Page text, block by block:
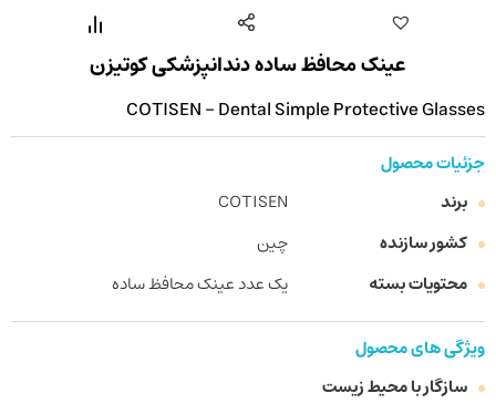
عینک محافظ ساده دندانپزشکی کوتیزن
COTISEN - Dental Simple Protective Glasses
جزئیات محصول
برند
COTISEN
کشور سازنده
چین
محتویات بسته
یک عدد عینک محافظ ساده
ویژگی های محصول
سازگار با محیط زیست